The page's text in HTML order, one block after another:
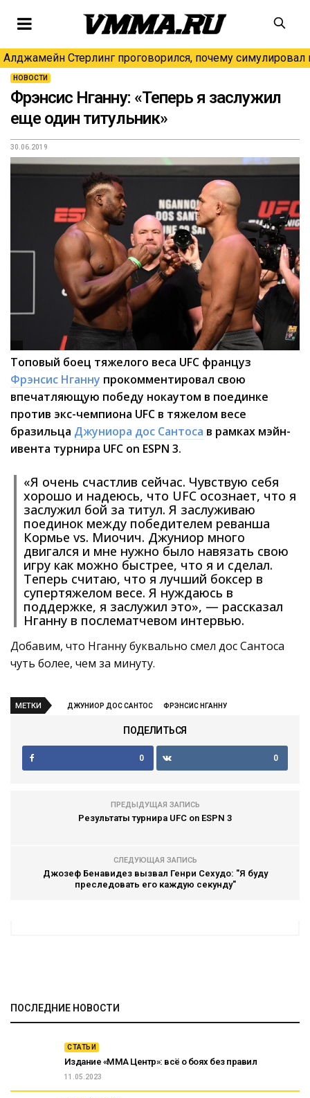
Алджамейн Стерлинг проговорился, почему симулировал
НОВОСТИ
Фрэнсис Нганну: «Теперь я заслужил
еще один титульник»
30.06.2019
Топовый боец тяжелого веса UFC француз
Фрэнсис Нганну прокомментировал свою
впечатляющую победу нокаутом в поединке
против экс-чемпиона UFC в тяжелом весе
бразильца Джуниора дос Сантоса в рамках мэйн-
ивента турнира UFC on ESPN 3.
«Я очень счастлив сейчас. Чувствую себя
хорошо и надеюсь, что UFC осознает, что я
заслужил бой за титул. Я заслуживаю
поединок между победителем реванша
Кормье vs. Миочич. Джуниор много
двигался и мне нужно было навязать свою
игру как можно быстрее, что я и сделал.
Теперь считаю, что я лучший боксер в
супертяжелом весе. Я нуждаюсь в
поддержке, я заслужил это», — рассказал
Нганну в послематчевом интервью.
Добавим, что Нганну буквально смел дос Сантоса
чуть более, чем за минуту.
МЕТКИ ДЖУНИОР ДОС САНТОС ФРЭНСИС НГАННУ
ПОДЕЛИТЬСЯ
0 0
ПРЕДЫДУЩАЯ ЗАПИСЬ
Результаты турнира UFC on ESPN 3
СЛЕДУЮЩАЯ ЗАПИСЬ
Джозеф Бенавидез вызвал Генри Сехудо: "Я буду
преследовать его каждую секунду"
ПОСЛЕДНИЕ НОВОСТИ
СТАТЬИ
Издание «ММА Центр»: всё о боях без правил
11.05.2023